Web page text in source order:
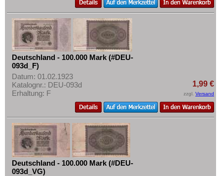
Deutschland - 100.000 Mark (#DEU-
093d_F)
Datum: 01.02.1923
Katalognr.: DEU-093d
Erhaltung: F
1,99 €
zzgl. Versand
Deutschland - 100.000 Mark (#DEU-
093d_VG)